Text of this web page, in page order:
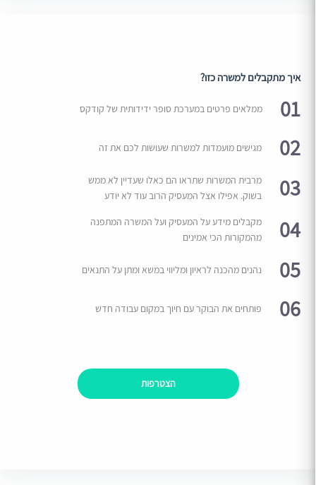
איך מתקבלים למשרה כזו?
01 ממלאים פרטים במערכת סופר ידידותית של קודקס
02 מגישים מועמדות למשרות שעושות לכם את זה
03
מרבית המשרות שתראו הם כאלו שעדיין לא ממש
בשוק. אפילו אצל המעסיק הרוב עוד לא יודע
04
מקבלים מידע על המעסיק ועל המשרה המתפנה
מהמקורות הכי אמינים
05 נהנים מהכנה לראיון ומליווי במשא ומתן על התנאים
06 פותחים את הבוקר עם חיוך במקום עבודה חדש
הצטרפות